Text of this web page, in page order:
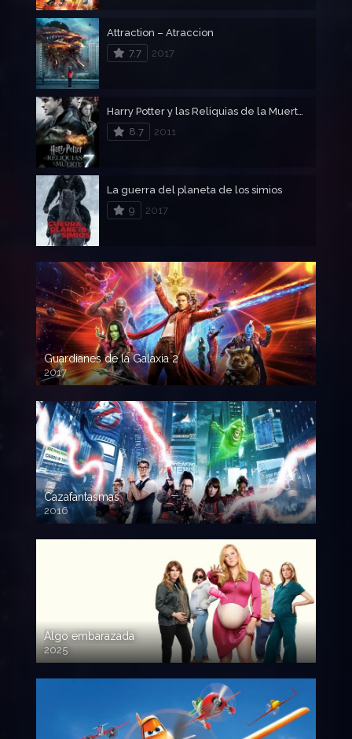
Attraction – Atraccion
7.7
2017
Harry Potter y las Reliquias de la Muerte Parte 2
8.7
2011
La guerra del planeta de los simios
9
2017
Guardianes de la Galaxia 2
2017
720p HD
Cazafantasmas
2016
720p HD
Algo embarazada
2025
720p HD